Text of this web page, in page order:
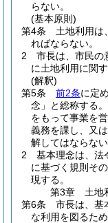
らない。
(基本原則)
第4条
土地利用は
ればならない。
2
市長は、市民の
に土地利用に関
(解釈)
第5条
前2条に定
念」と総称する
をもって事業を
義務を課し、又
解してはならない
2
基本理念は、法
に基づく規則そ
現する。
第3章
土地
第6条
市長は、基
な利用を図るた